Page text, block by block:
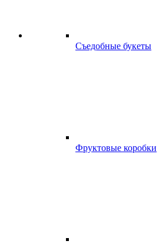
Съедобные букеты
Фруктовые коробки